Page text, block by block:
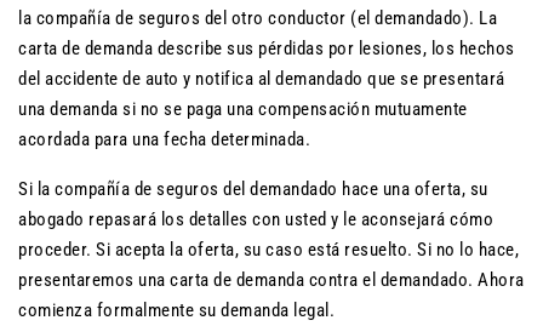
la compañía de seguros del otro conductor (el demandado). La
carta de demanda describe sus pérdidas por lesiones, los hechos
del accidente de auto y notifica al demandado que se presentará
una demanda si no se paga una compensación mutuamente
acordada para una fecha determinada.
Si la compañía de seguros del demandado hace una oferta, su
abogado repasará los detalles con usted y le aconsejará cómo
proceder. Si acepta la oferta, su caso está resuelto. Si no lo hace,
presentaremos una carta de demanda contra el demandado. Ahora
comienza formalmente su demanda legal.